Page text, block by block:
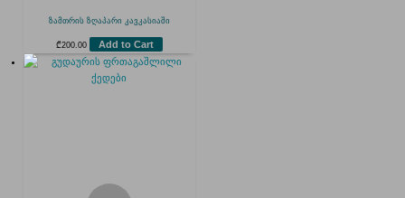
ზამთრის ზღაპარი კავკასიაში
₾200.00 Add to Cart